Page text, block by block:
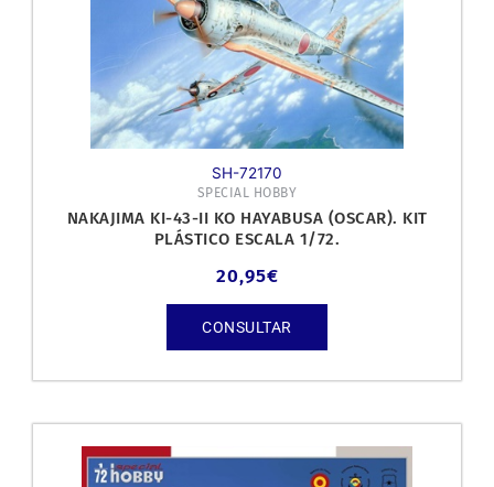
SH-72170
SPECIAL HOBBY
NAKAJIMA KI-43-II KO HAYABUSA (OSCAR). KIT
PLÁSTICO ESCALA 1/72.
20,95€
CONSULTAR